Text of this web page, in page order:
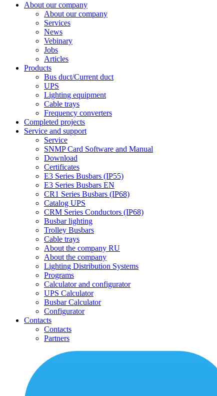
About our company
About our company
Services
News
Vebinary
Jobs
Articles
Products
Bus duct/Current duct
UPS
Lighting equipment
Cable trays
Frequency converters
Completed projects
Service and support
Service
SNMP Card Software and Manual
Download
Certificates
E3 Series Busbars (IP55)
E3 Series Busbars EN
CR1 Series Busbars (IP68)
Catalog UPS
CRM Series Conductors (IP68)
Busbar lighting
Trolley Busbars
Cable trays
About the company RU
About the company
Lighting Distribution Systems
Programs
Calculator and configurator
UPS Calculator
Busbar Calculator
Configurator
Contacts
Contacts
Partners